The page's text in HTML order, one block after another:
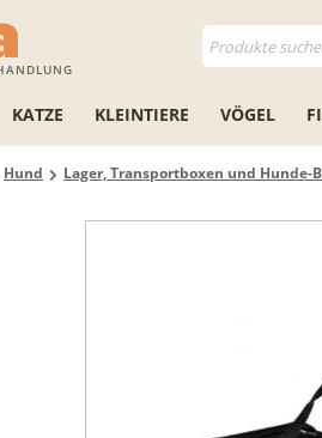
KATZE KLEINTIERE VÖGEL
Hund Lager, Transportboxen und Hunde-